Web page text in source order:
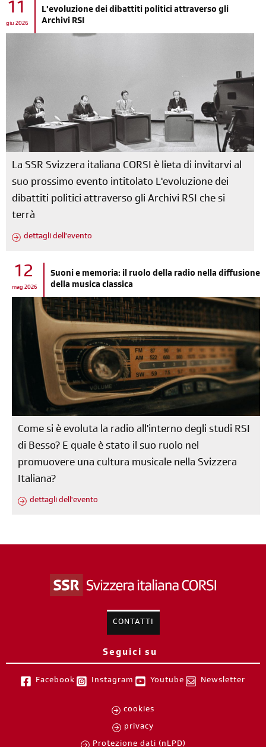
11
giu 2026
L'evoluzione dei dibattiti politici attraverso gli
Archivi RSI
La SSR Svizzera italiana CORSI è lieta di invitarvi al
suo prossimo evento intitolato L'evoluzione dei
dibattiti politici attraverso gli Archivi RSI che si
terrà
dettagli dell'evento
12
mag 2026
Suoni e memoria: il ruolo della radio nella diffusione
della musica classica
Come si è evoluta la radio all'interno degli studi RSI
di Besso? E quale è stato il suo ruolo nel
promuovere una cultura musicale nella Svizzera
Italiana?
dettagli dell'evento
CONTATTI
Seguici su
Facebook Instagram Youtube Newsletter
cookies
privacy
Protezione dati (nLPD)